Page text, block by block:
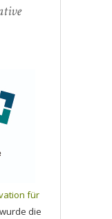
für
wurde die